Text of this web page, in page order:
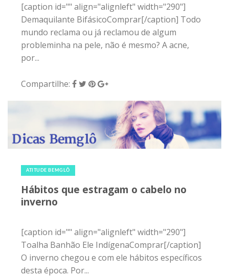
[caption id="" align="alignleft" width="290"]
Demaquilante BifásicoComprar[/caption] Todo
mundo reclama ou já reclamou de algum
probleminha na pele, não é mesmo? A acne,
por...
Compartilhe:
ATITUDE BEMGLÔ
Hábitos que estragam o cabelo no
inverno
[caption id="" align="alignleft" width="290"]
Toalha Banhão Ele IndígenaComprar[/caption]
O inverno chegou e com ele hábitos específicos
desta época. Por...